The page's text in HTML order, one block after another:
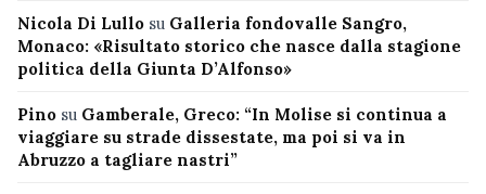
Nicola Di Lullo su Galleria fondovalle Sangro,
Monaco: «Risultato storico che nasce dalla stagione
politica della Giunta D’Alfonso»
Pino su Gamberale, Greco: “In Molise si continua a
viaggiare su strade dissestate, ma poi si va in
Abruzzo a tagliare nastri”